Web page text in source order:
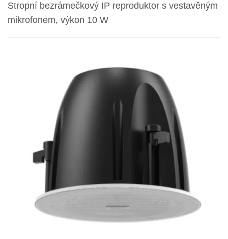
Stropní bezrámečkový IP reproduktor s vestavěným
mikrofonem, výkon 10 W